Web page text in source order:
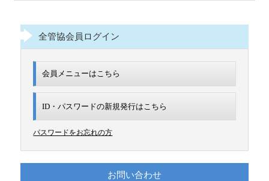
全管協会員ログイン
会員メニューはこちら
ID・パスワードの新規発行はこちら
パスワードをお忘れの方
お問い合わせ